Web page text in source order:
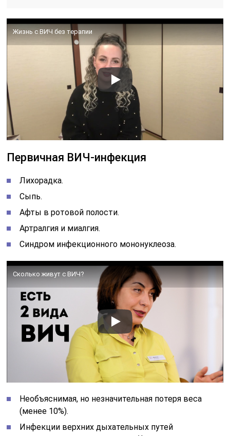
Жизнь с ВИЧ без терапии
Первичная ВИЧ-инфекция
Лихорадка.
Сыпь.
Афты в ротовой полости.
Артралгия и миалгия.
Синдром инфекционного мононуклеоза.
Сколько живут с ВИЧ?
Необъяснимая, но незначительная потеря веса
(менее 10%).
Инфекции верхних дыхательных путей